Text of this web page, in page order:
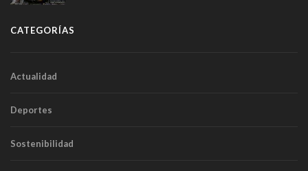
CATEGORÍAS
Actualidad
Deportes
Sostenibilidad